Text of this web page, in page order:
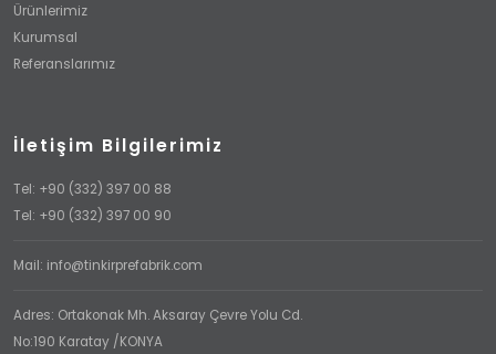
Ürünlerimiz
Kurumsal
Referanslarımız
İletişim Bilgilerimiz
Tel: +90 (332) 397 00 88
Tel: +90 (332) 397 00 90
Mail: info@tinkirprefabrik.com
Adres: Ortakonak Mh. Aksaray Çevre Yolu Cd.
No:190 Karatay /KONYA